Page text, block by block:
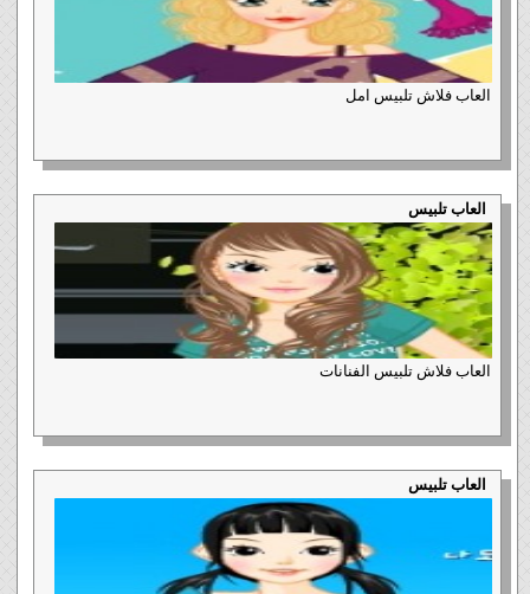
العاب فلاش تلبيس امل
العاب تلبيس
العاب فلاش تلبيس الفنانات
العاب تلبيس